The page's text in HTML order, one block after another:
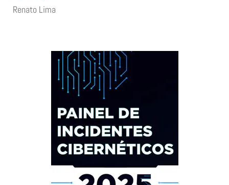
Renato Lima